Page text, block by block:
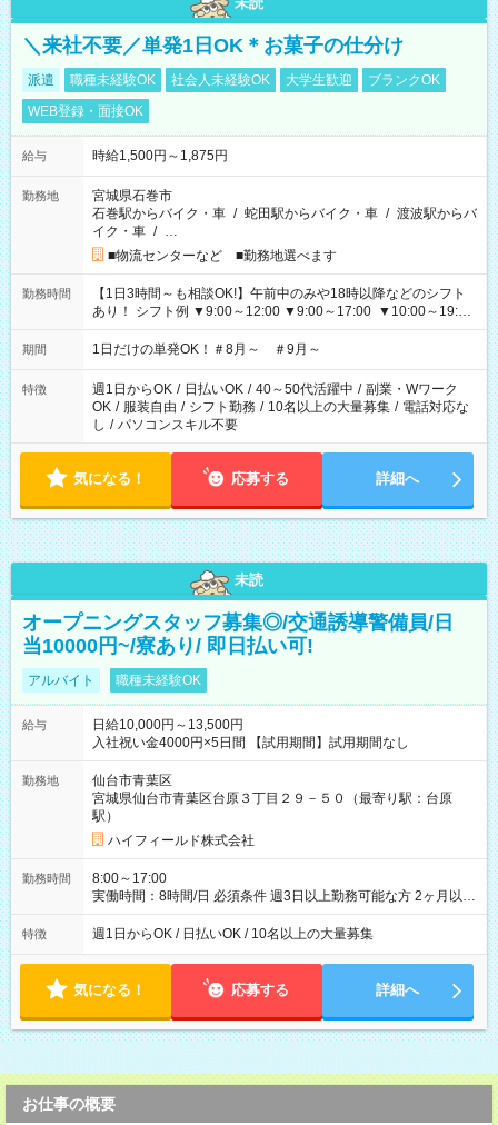
＼来社不要／単発1日OK＊お菓子の仕分け
派遣 職種未経験OK 社会人未経験OK 大学生歓迎
ブランクOK
WEB登録・面接OK
給与 時給1,500円～1,875円
勤務地
宮城県石巻市
石巻駅からバイク・車 / 蛇田駅からバイク・車 / 渡波駅からバ
イク・車 / …
■物流センターなど ■勤務地選べます
勤務時間
【1日3時間～も相談OK!】午前中のみや18時以降などのシフト
あり！ シフト例 ▼9:00～12:00 ▼9:00～17:00 ▼10:00～19:00
▼18:00～21:00
期間 1日だけの単発OK！＃8月～ ＃9月～
特徴 週1日からOK / 日払いOK / 40～50代活躍中 / 副業・Wワーク
OK / 服装自由 / シフト勤務 / 10名以上の大量募集 / 電話対応な
し / パソコンスキル不要
気になる！ 応募する 詳細へ
未読
オープニングスタッフ募集◎/交通誘導警備員/日
当10000円~/寮あり/ 即日払い可!
アルバイト 職種未経験OK
給与
日給10,000円～13,500円
入社祝い金4000円×5日間 【試用期間】試用期間なし
勤務地
仙台市青葉区
宮城県仙台市青葉区台原３丁目２９－５０（最寄り駅：台原
駅）
ハイフィールド株式会社
勤務時間
8:00～17:00
実働時間：8時間/日 必須条件 週3日以上勤務可能な方 2ヶ月以上
の勤務が可能な方 ※短期での募集はしておりません
特徴 週1日からOK / 日払いOK / 10名以上の大量募集
気になる！ 応募する 詳細へ
お仕事の概要